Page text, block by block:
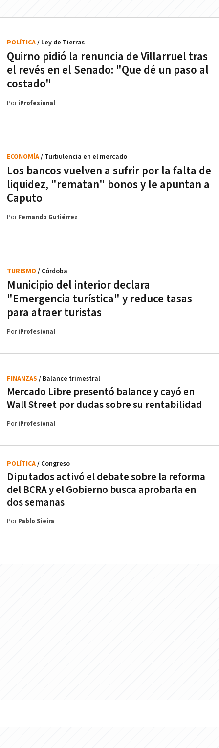
Quirno pidió la renuncia de Villarruel tras
el revés en el Senado: "Que dé un paso al
costado"
POLÍTICA/ Ley de Tierras
PoriProfesional
Los bancos vuelven a sufrir por la falta de
liquidez, "rematan" bonos y le apuntan a
Caputo
ECONOMÍA/ Turbulencia en el mercado
PorFernando Gutiérrez
Municipio del interior declara
"Emergencia turística" y reduce tasas
para atraer turistas
TURISMO / Córdoba
PoriProfesional
Mercado Libre presentó balance y cayó en
Wall Street por dudas sobre su rentabilidad
FINANZAS / Balance trimestral
PoriProfesional
Diputados activó el debate sobre la reforma
del BCRA y el Gobierno busca aprobarla en
dos semanas
POLÍTICA/ Congreso
PorPablo Sieira